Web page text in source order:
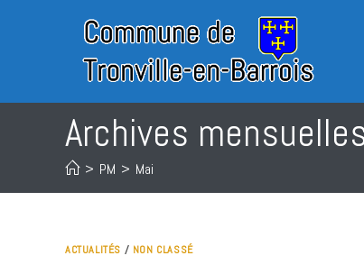
Archives
> PM > Mai
ACTUALITÉS / NON CLASSÉ